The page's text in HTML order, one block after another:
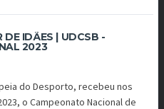
DE IDÃES | UDCSB -
2023
do Desporto, recebeu nos
o Campeonato Nacional de